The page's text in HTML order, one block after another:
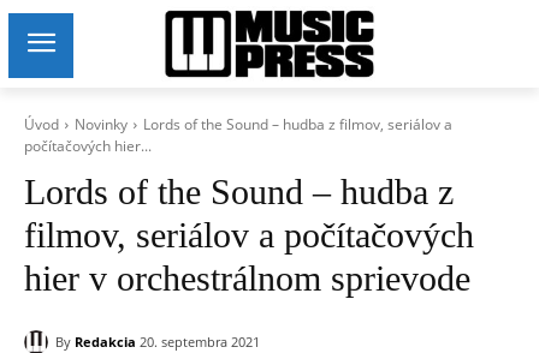
Úvod Novinky
Lords of the Sound – hudba z filmov, seriálov a
počítačových hier...
Lords of the Sound – hudba z
filmov, seriálov a počítačových
hier v orchestrálnom sprievode
By Redakcia 20. septembra 2021